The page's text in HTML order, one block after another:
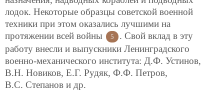
лодок. Некоторые образцы советской военной
техники при этом оказались лучшими на
протяжении всей войны
5
. Свой вклад в эту
работу внесли и выпускники Ленинградского
военно-механического института: Д.Ф. Устинов,
В.Н. Новиков, Е.Г. Рудяк, Ф.Ф. Петров,
В.С. Степанов и др.